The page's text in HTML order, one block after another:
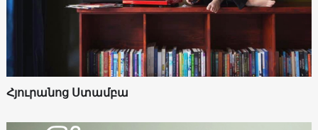
Հյուրանոց Ստամբա